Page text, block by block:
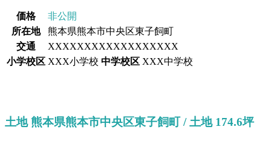
価格
非公開
所在地
熊本県熊本市中央区東子飼町
交通
XXXXXXXXXXXXXXXXXX
小学校区 XXX小学校 中学校区 XXX中学校
土地 熊本県熊本市中央区東子飼町 / 土地 174.6坪